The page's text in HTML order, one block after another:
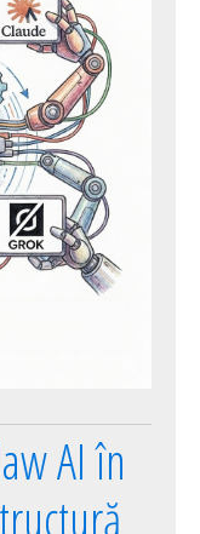
AI în